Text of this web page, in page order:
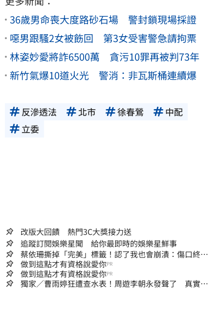
36歲男命喪大度路砂石場 警封鎖現場採證
噁男跟騷2女被飭回 第3女受害警急請拘票
林姿妙愛將詐6500萬 貪污10罪再被判73年
新竹氣爆10道火光 警消：非瓦斯桶連續爆
反滲透法 北市 徐春鶯
中配
立委
改版大回饋 熱門3C大獎接力送
追蹤訂閱娛樂星聞 給你最即時的娛樂星鮮事
蔡依珊撕掉「完美」標籤！認了我也會崩潰：傷口終究
會癒合
做到這點才有資格說愛你PR
做到這點才有資格說愛你PR
獨家／曹雨婷狂遭查水表！周遊李朝永發聲了 真實看